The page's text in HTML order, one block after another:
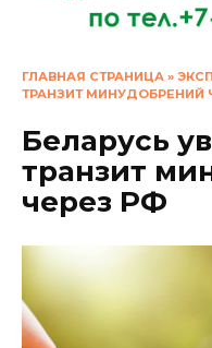
ГЛАВНАЯ СТРАНИЦА »
ТРАНЗИТ МИНУДОБРЕНИЙ
Беларусь
транзит
через РФ